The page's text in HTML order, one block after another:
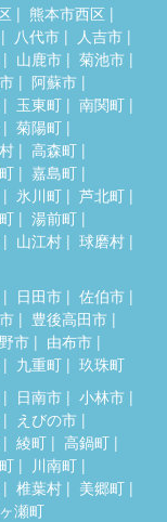
熊本市西区
八代市
人吉市
山鹿市
菊池市
阿蘇市
玉東町
南関町
菊陽町
高森町
嘉島町
氷川町
芦北町
湯前町
山江村
球磨村
日田市
佐伯市
豊後高田市
市
由布市
九重町 玖珠町
日南市
小林市
えびの市
綾町
高鍋町
川南町
椎葉村
美郷町
瀬町